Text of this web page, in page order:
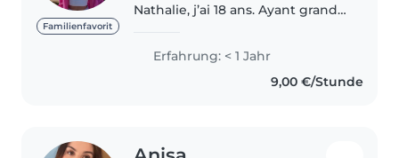
Familienfavorit
Nathalie, j’ai 18 ans. Ayant grandi
habituée et passionnée par les
enfants. J’ai un neveux..
Erfahrung: < 1 Jahr
9,00 €/Stunde